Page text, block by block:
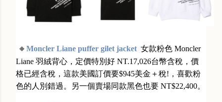
🔸 Moncler Liane puffer gilet jacket 女款粉色 Moncler
Liane 羽絨背心，定價特別好 NT.17,026台幣含稅，價
格已經含稅，這款美國訂價要$945美金＋稅!，喜歡粉
色的人別錯過。另一個賣場同款黑色也要 NT$22,400。